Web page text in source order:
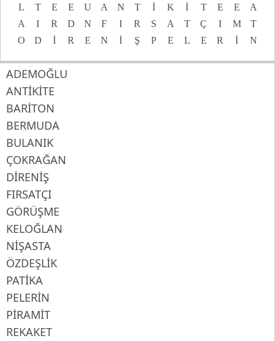
L
T E E U A N T İ K İ T E E
A
A
I R D N F I R S A T Ç I M
T
O
D İ R E N İ Ş P E L E R İ N
ADEMOĞLU
ANTİKİTE
BARİTON
BERMUDA
BULANIK
ÇOKRAĞAN
DİRENİŞ
FIRSATÇI
GÖRÜŞME
KELOĞLAN
NİŞASTA
ÖZDEŞLİK
PATİKA
PELERİN
PİRAMİT
REKAKET